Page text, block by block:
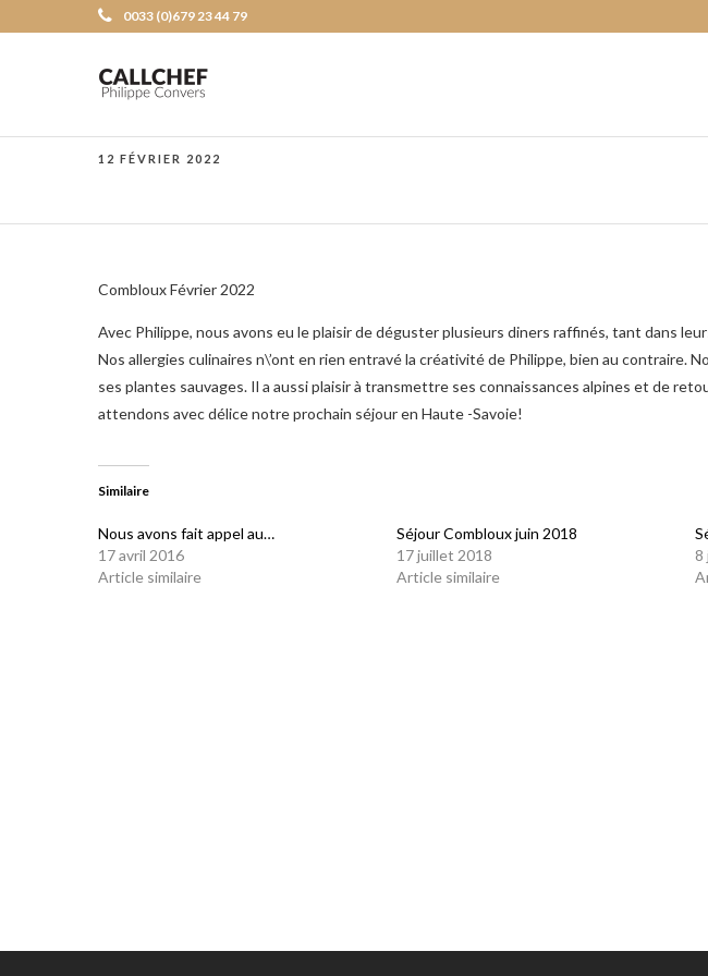
0033 (0)679 23 44 79
12 FÉVRIER 2022
Combloux Février 2022
Avec Philippe, nous avons eu le plaisir de déguster plusieurs diners raffinés, tant dans
Nos allergies culinaires n\’ont en rien entravé la créativité de Philippe, bien au contraire.
ses plantes sauvages. Il a aussi plaisir à transmettre ses connaissances alpines et de
attendons avec délice notre prochain séjour en Haute -Savoie!
Similaire
Nous avons fait appel au…
17 avril 2016
Article similaire
Séjour Combloux juin 2018
17 juillet 2018
Article similaire
8